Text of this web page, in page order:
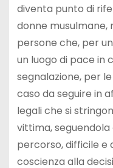
diventa punto di
donne
persone che, per
un luogo di pace in
segnalazione, per
caso da seguire in
legali che si
vittima,
percorso, difficile e
coscienza alla